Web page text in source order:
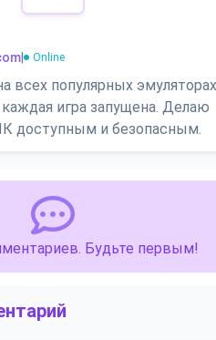
Online
всех популярных
игра запущена. Делаю
доступным и безопасным.
Будьте первым!